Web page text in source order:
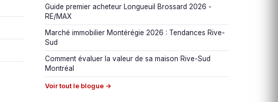
Guide premier acheteur Longueuil Brossard 2026 -
RE/MAX
Marché immobilier Montérégie 2026 : Tendances Rive-
Sud
Comment évaluer la valeur de sa maison Rive-Sud
Montréal
Voir tout le blogue →